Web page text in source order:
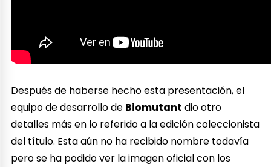
Después de haberse hecho esta presentación, el
equipo de desarrollo de Biomutant dio otro
detalles más en lo referido a la edición coleccionista
del título. Esta aún no ha recibido nombre todavía
pero se ha podido ver la imagen oficial con los